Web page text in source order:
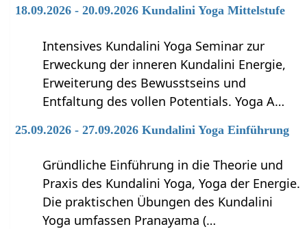
18.09.2026 - 20.09.2026 Kundalini Yoga Mittelstufe
Intensives Kundalini Yoga Seminar zur
Erweckung der inneren Kundalini Energie,
Erweiterung des Bewusstseins und
Entfaltung des vollen Potentials. Yoga A…
25.09.2026 - 27.09.2026 Kundalini Yoga Einführung
Gründliche Einführung in die Theorie und
Praxis des Kundalini Yoga, Yoga der Energie.
Die praktischen Übungen des Kundalini
Yoga umfassen Pranayama (…